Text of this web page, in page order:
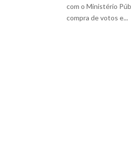
com o Ministério
compra de votos e...